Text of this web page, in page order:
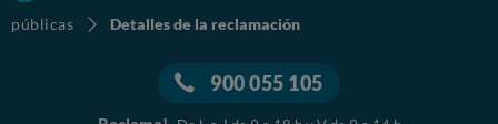
públicas
Detalles de la reclamación
900 055 105